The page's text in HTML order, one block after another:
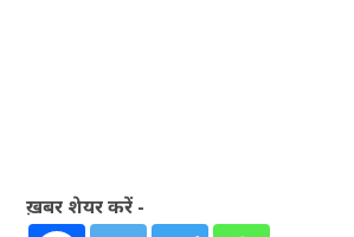
ख़बर शेयर करें -